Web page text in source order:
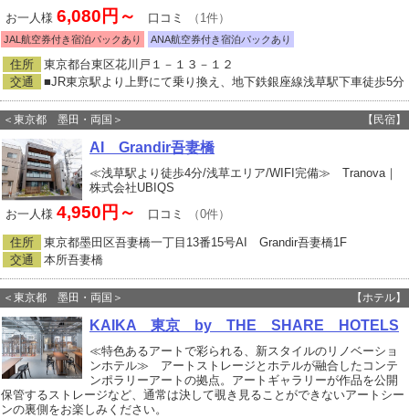
お一人様 6,080円～ 口コミ （1件）
JAL航空券付き宿泊パックあり ANA航空券付き宿泊パックあり
住所
東京都台東区花川戸１－１３－１２
交通
■JR東京駅より上野にて乗り換え、地下鉄銀座線浅草駅下車徒歩5分
＜東京都 墨田・両国＞ 【民宿】
AI Grandir吾妻橋
≪浅草駅より徒歩4分/浅草エリア/WIFI完備≫ Tranova｜
株式会社UBIQS
お一人様 4,950円～ 口コミ （0件）
住所
東京都墨田区吾妻橋一丁目13番15号AI Grandir吾妻橋1F
交通
本所吾妻橋
＜東京都 墨田・両国＞ 【ホテル】
KAIKA 東京 by THE SHARE HOTELS
≪特色あるアートで彩られる、新スタイルのリノベーショ
ンホテル≫ アートストレージとホテルが融合したコンテ
ンポラリーアートの拠点。アートギャラリーが作品を公開
保管するストレージなど、通常は決して覗き見ることができないアートシー
ンの裏側をお楽しみください。